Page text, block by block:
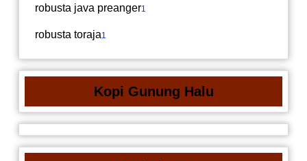
robusta java preanger1
robusta toraja1
Kopi Gunung Halu